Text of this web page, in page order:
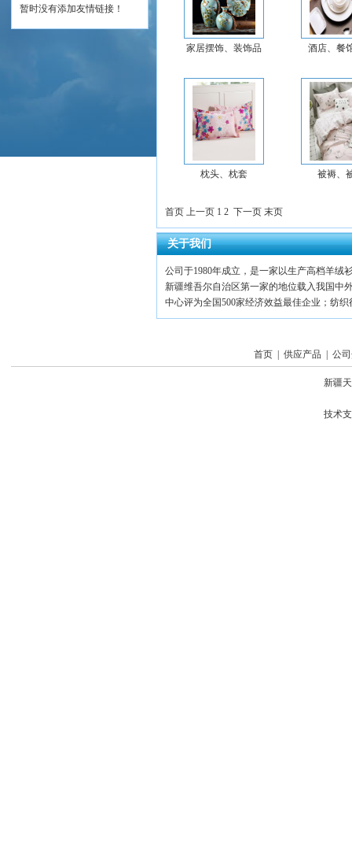
暂时没有添加友情链接！
家居摆饰、装饰品 酒店、餐
枕头、枕套 被褥、
首页 上一页 1 2 下一页 末页
关于我们
公司于1980年成立，是一家以生产高档羊绒
新疆维吾尔自治区第一家的地位载入我国中
中心评为全国500家经济效益最佳企业；纺织
首页 供应产品 公
新疆
技术